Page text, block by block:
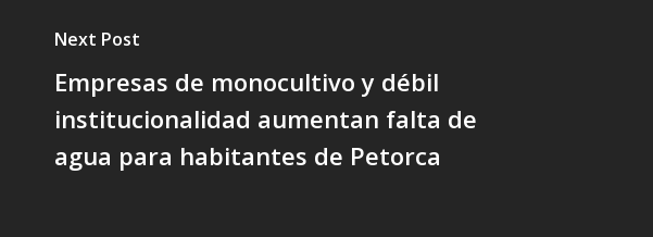
Next Post
Empresas de monocultivo y débil
institucionalidad aumentan falta de
agua para habitantes de Petorca